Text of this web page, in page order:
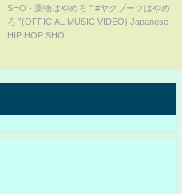
VIDEO) "STOP DOING DRUGS"
Japanese HIP HOP
SHO - 薬物はやめろ " #ヤクブーツはやめ
ろ ”(OFFICIAL MUSIC VIDEO) Japanese
HIP HOP SHO...